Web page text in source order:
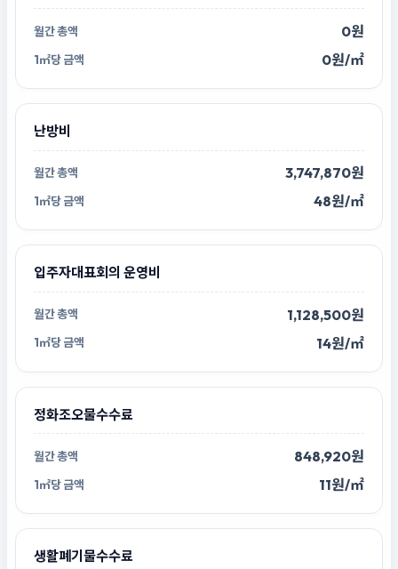
0원
0원/㎡
난방비
3,747,870원
48원/㎡
입주자대표회의 운영비
1,128,500원
14원/㎡
정화조오물수수료
848,920원
11원/㎡
생활폐기물수수료